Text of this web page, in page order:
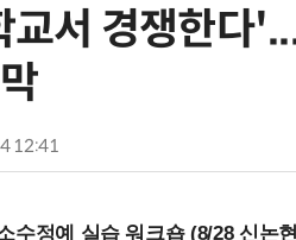
서 경쟁한다
12:41
수정예 실습 워크숍 (8/28 신논